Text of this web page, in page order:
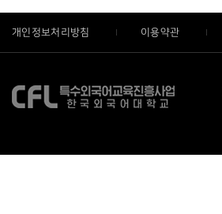
개인정보처리방침 이용약관